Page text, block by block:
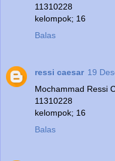
11310228
kelompok; 16
Balas
ressi caesar 19
Mochammad Ressi
11310228
kelompok; 16
Balas